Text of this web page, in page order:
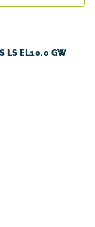
LS EL10.0 GW